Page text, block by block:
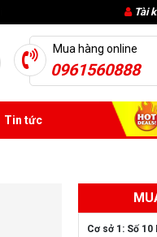
Tài
Mua hàng online
0961560888
Tin tức
Cơ sở 1: Số 10